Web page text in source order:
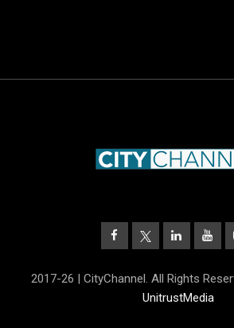
2017-26 | CityChannel. All Rights
UnitrustMedia